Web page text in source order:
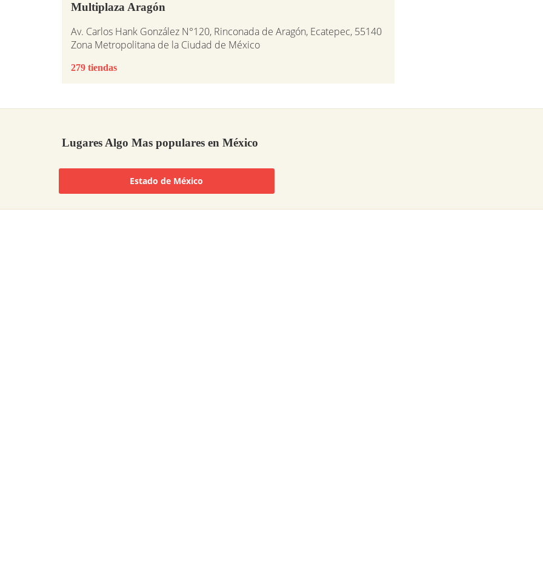
Multiplaza Aragón
Av. Carlos Hank González N°120, Rinconada de Aragón, Ecatepec, 55140
Zona Metropolitana de la Ciudad de México
279 tiendas
Lugares Algo Mas populares en México
Estado de México